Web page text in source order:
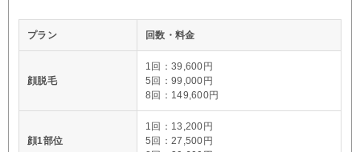
プラン 回数・料金
顔脱毛
1回：39,600円
5回：99,000円
8回：149,600円
顔1部位
1回：13,200円
5回：27,500円